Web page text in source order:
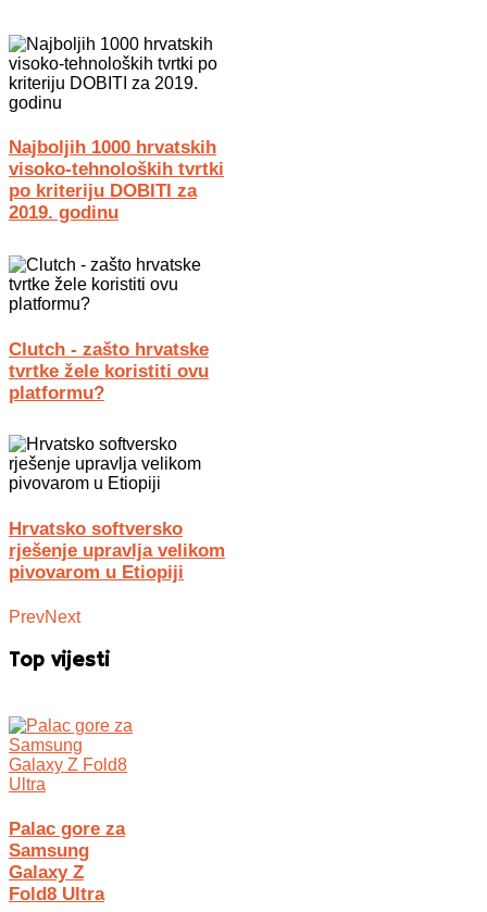
Najboljih 1000 hrvatskih
visoko-tehnoloških tvrtki
po kriteriju DOBITI za
2019. godinu
Clutch - zašto hrvatske
tvrtke žele koristiti ovu
platformu?
Hrvatsko softversko
rješenje upravlja velikom
pivovarom u Etiopiji
PrevNext
Top vijesti
Palac gore za
Samsung
Galaxy Z
Fold8 Ultra